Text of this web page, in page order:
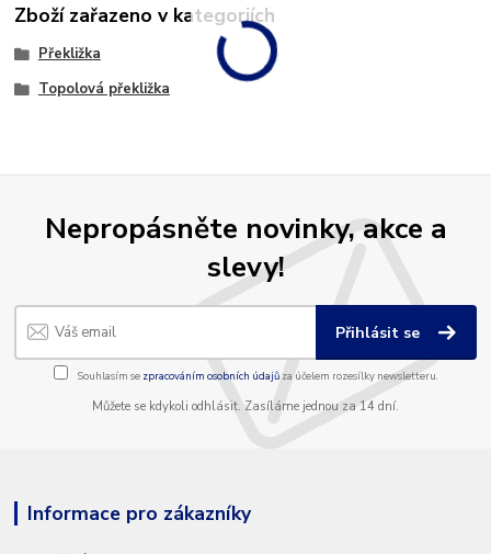
Zboží zařazeno v kategoriích
Překližka
Topolová překližka
Nepropásněte novinky, akce a
slevy!
Přihlásit se
Souhlasím se zpracováním osobních údajůza účelem rozesílky newsletteru.
Můžete se kdykoli odhlásit. Zasíláme jednou za 14 dní.
Informace pro zákazníky